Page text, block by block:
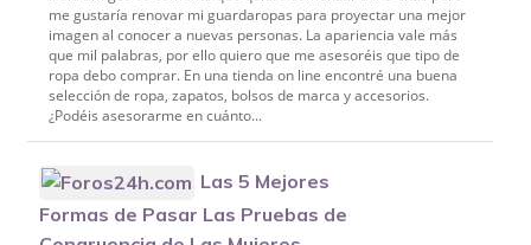
me gustaría renovar mi guardaropas para proyectar una mejor
imagen al conocer a nuevas personas. La apariencia vale más
que mil palabras, por ello quiero que me asesoréis que tipo de
ropa debo comprar. En una tienda on line encontré una buena
selección de ropa, zapatos, bolsos de marca y accesorios.
¿Podéis asesorarme en cuánto...
Las 5 Mejores
Formas de Pasar Las Pruebas de